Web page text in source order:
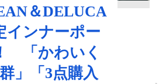
＆DELUCA
インナーポー
「かわいく
」「3点購入